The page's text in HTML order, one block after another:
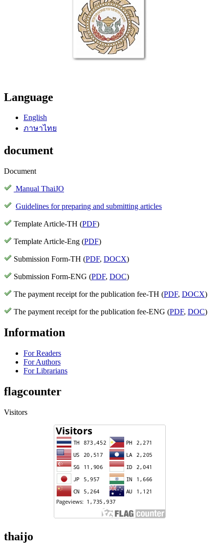
Language
English
ภาษาไทย
document
Document
Manual ThaiJO
Guidelines for preparing and submitting articles
Template Article-TH (PDF)
Template Article-Eng (PDF)
Submission Form-TH (PDF, DOCX)
Submission Form-ENG (PDF, DOC)
The payment receipt for the publication fee-TH (PDF, DOCX)
The payment receipt for the publication fee-ENG (PDF, DOC)
Information
For Readers
For Authors
For Librarians
flagcounter
Visitors
thaijo